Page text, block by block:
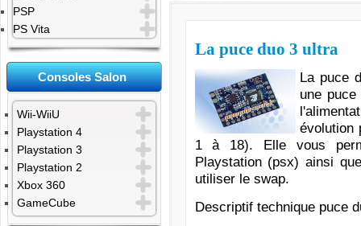
PSP
PS Vita
Consoles Salon
Wii-WiiU
Playstation 4
Playstation 3
Playstation 2
Xbox 360
GameCube
La puce duo 3 ultra
La puce
une
évolution
1 à 18). Elle vous
Playstation (psx) ainsi
utiliser le swap.
Descriptif technique puce